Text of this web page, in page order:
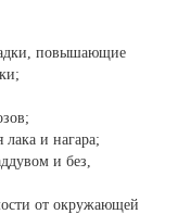
повышающие
лака и нагара;
и без,
от окружающей